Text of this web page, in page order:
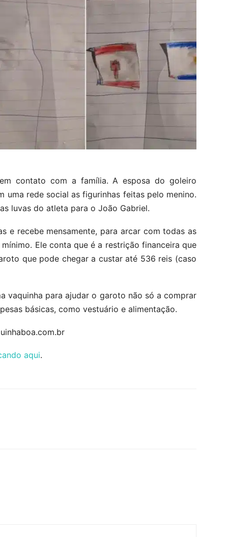
contato com a família. A esposa do goleiro
uma rede social as figurinhas feitas pelo menino.
luvas do atleta para o João Gabriel.
e recebe mensamente, para arcar com todas as
Ele conta que é a restrição financeira que
que pode chegar a custar até 536 reis (caso
vaquinha para ajudar o garoto não só a comprar
básicas, como vestuário e alimentação.
aqui.